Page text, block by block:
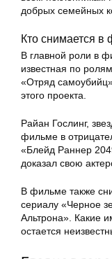
добрых семейных
Кто снимается
В главной роли в
известная по
«Отряд
этого проекта.
Райан Гослинг,
фильме в
«Блейд Раннер
доказал свою
В фильме также
сериалу «Черное
Альтрона». Какие
остается